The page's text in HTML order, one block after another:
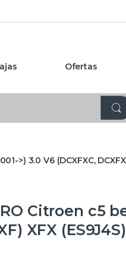
Ofertas
>) 3.0 V6 (DCXFXC,
Citroen c5
XFX